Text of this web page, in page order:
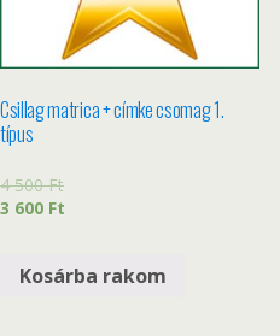
Csillag matrica + címke csomag 1.
típus
4 500Ft
3 600 Ft
Kosárba rakom